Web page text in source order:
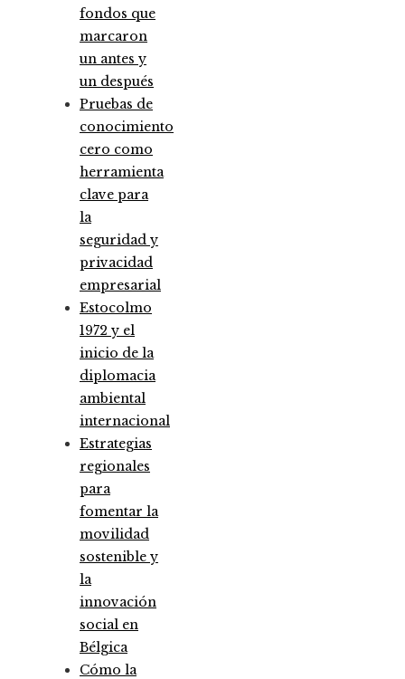
fondos que
marcaron
un antes y
un después
Pruebas de
conocimiento
cero como
herramienta
clave para
la
seguridad y
privacidad
empresarial
Estocolmo
1972 y el
inicio de la
diplomacia
ambiental
internacional
Estrategias
regionales
para
fomentar la
movilidad
sostenible y
la
innovación
social en
Bélgica
Cómo la